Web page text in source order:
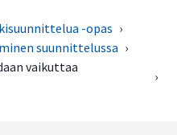
-opas ›
suunnittelussa ›
vaikuttaa
›